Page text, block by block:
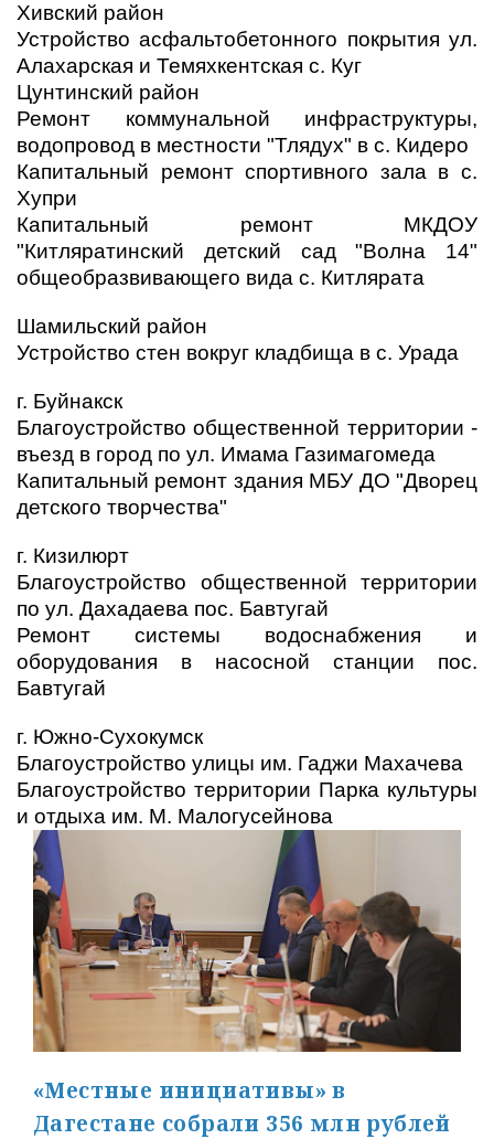
Хивский район
Устройство асфальтобетонного покрытия ул.
Алахарская и Темяхкентская с. Куг
Цунтинский район
Ремонт коммунальной инфраструктуры,
водопровод в местности "Тлядух" в с. Кидеро
Капитальный ремонт спортивного зала в с.
Хупри
Капитальный ремонт МКДОУ
"Китляратинский детский сад "Волна 14"
общеобразвивающего вида с. Китлярата
Шамильский район
Устройство стен вокруг кладбища в с. Урада
г. Буйнакск
Благоустройство общественной территории -
въезд в город по ул. Имама Газимагомеда
Капитальный ремонт здания МБУ ДО "Дворец
детского творчества"
г. Кизилюрт
Благоустройство общественной территории
по ул. Дахадаева пос. Бавтугай
Ремонт системы водоснабжения и
оборудования в насосной станции пос.
Бавтугай
г. Южно-Сухокумск
Благоустройство улицы им. Гаджи Махачева
Благоустройство территории Парка культуры
и отдыха им. М. Малогусейнова
«Местные инициативы» в
Дагестане собрали 356 млн рублей